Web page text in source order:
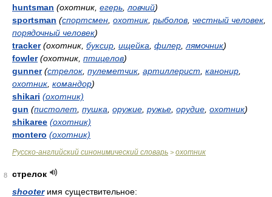
huntsman (охотник, егерь ловчий)
sportsman (спортсмен охотник рыболов честный человек
порядочный человек)
tracker (охотник, буксир ищейка филер лямочник)
fowler (охотник, птицелов)
gunner (стрелок пулеметчик артиллерист канонир
охотник командор)
shikari (охотник)
gun (пистолет пушка оружие ружье орудие охотник)
shikaree (охотник)
montero (охотник)
Русско-английский синонимический словарь > охотник
8
стрелок
shooter имя существительное: